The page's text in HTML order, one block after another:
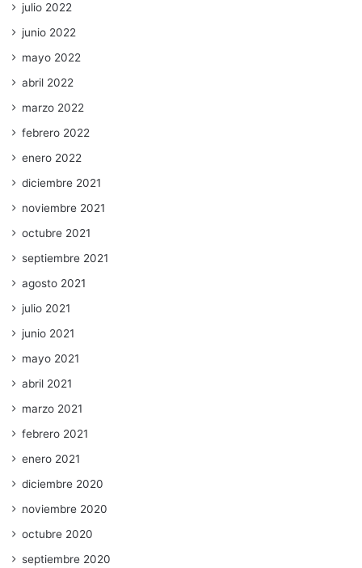
julio 2022
junio 2022
mayo 2022
abril 2022
marzo 2022
febrero 2022
enero 2022
diciembre 2021
noviembre 2021
octubre 2021
septiembre 2021
agosto 2021
julio 2021
junio 2021
mayo 2021
abril 2021
marzo 2021
febrero 2021
enero 2021
diciembre 2020
noviembre 2020
octubre 2020
septiembre 2020